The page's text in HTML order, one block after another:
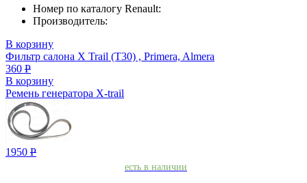
Номер по каталогу Renault:
Производитель:
В корзину
Фильтр салона X Trail (T30) , Primera, Almera
360 Р
В корзину
Ремень генератора X-trail
1950 Р
есть в наличии